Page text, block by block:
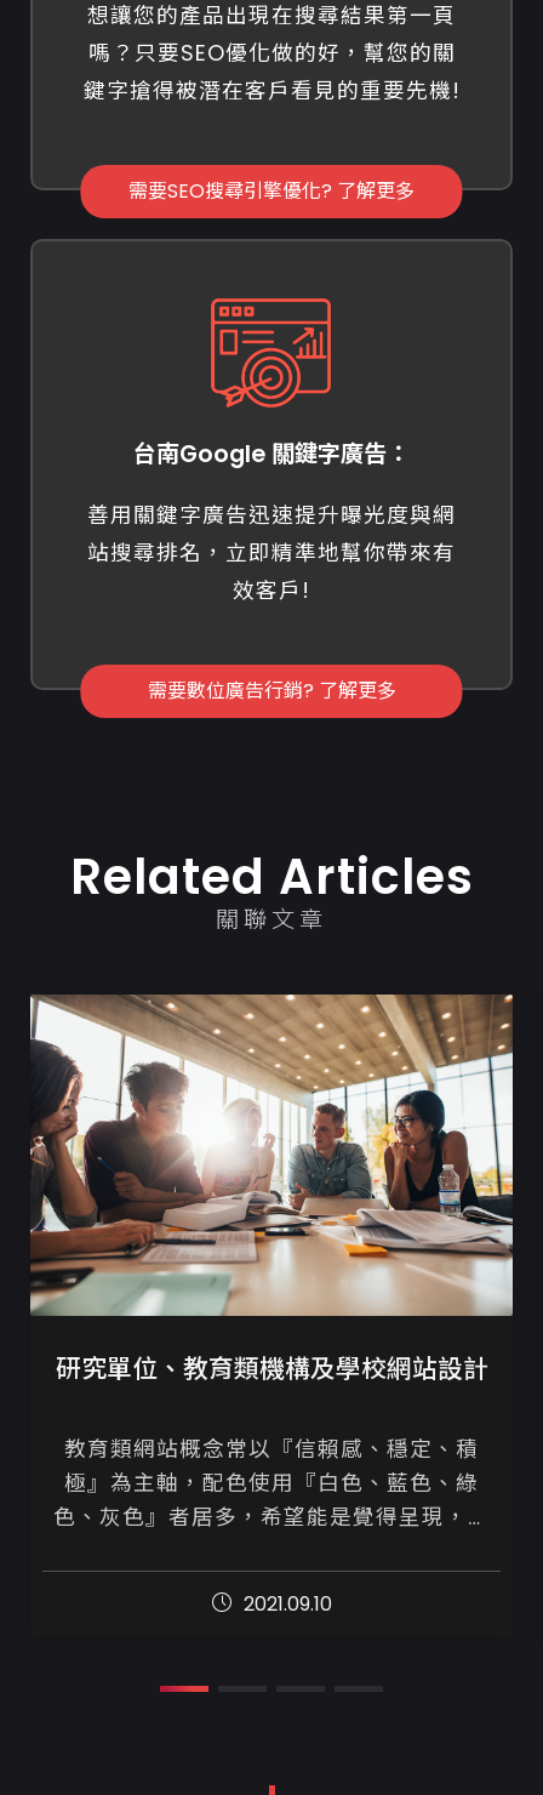
想讓您的產品出現在搜尋結果第一頁
嗎？只要SEO優化做的好，幫您的關
鍵字搶得被潛在客戶看見的重要先機!
需要SEO搜尋引擎優化? 了解更多
台南Google 關鍵字廣告：
善用關鍵字廣告迅速提升曝光度與網
站搜尋排名，立即精準地幫你帶來有
效客戶!
需要數位廣告行銷? 了解更多
Related Articles
關聯文章
研究單位、教育類機構及學校網站設計
教育類網站概念常以『信賴感、穩定、積
極』為主軸，配色使用『白色、藍色、綠
色、灰色』者居多，希望能是覺得呈現，能
合教育類網站的主軸。
2021.09.10